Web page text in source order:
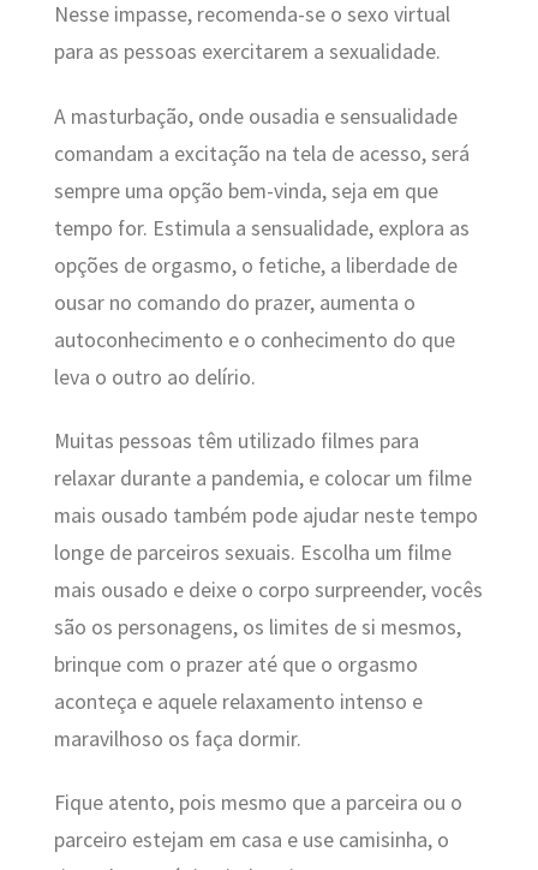
Nesse impasse, recomenda-se o sexo virtual
para as pessoas exercitarem a sexualidade.
A masturbação, onde ousadia e sensualidade
comandam a excitação na tela de acesso, será
sempre uma opção bem-vinda, seja em que
tempo for. Estimula a sensualidade, explora as
opções de orgasmo, o fetiche, a liberdade de
ousar no comando do prazer, aumenta o
autoconhecimento e o conhecimento do que
leva o outro ao delírio.
Muitas pessoas têm utilizado filmes para
relaxar durante a pandemia, e colocar um filme
mais ousado também pode ajudar neste tempo
longe de parceiros sexuais. Escolha um filme
mais ousado e deixe o corpo surpreender, vocês
são os personagens, os limites de si mesmos,
brinque com o prazer até que o orgasmo
aconteça e aquele relaxamento intenso e
maravilhoso os faça dormir.
Fique atento, pois mesmo que a parceira ou o
parceiro estejam em casa e use camisinha, o